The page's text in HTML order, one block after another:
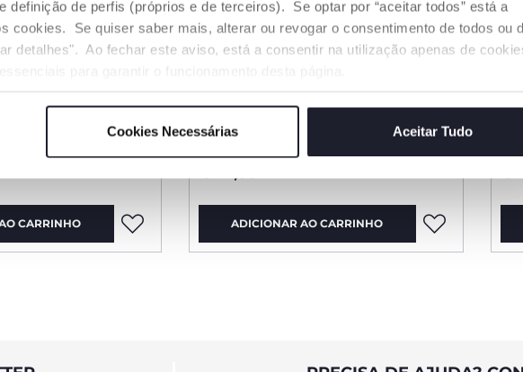
definição de perfis (próprios e de terceiros). Se optar por “aceitar todos” está a
cookies. Se quiser saber mais, alterar ou revogar o consentimento de todos ou
detalhes". Ao fechar este aviso, está a consentir na utilização apenas de
Cookies Necessárias Aceitar Tudo
silicone com
CARRINHO
Ursinho DouDou
ADICIONAR AO CARRINHO